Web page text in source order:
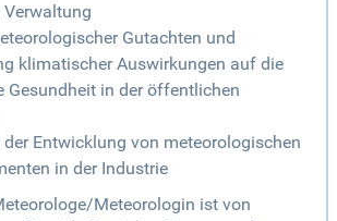
Gutachten und
klimatischer Auswirkungen auf die
Gesundheit in der öffentlichen
Entwicklung von meteorologischen
in der Industrie
Meteorologin ist von